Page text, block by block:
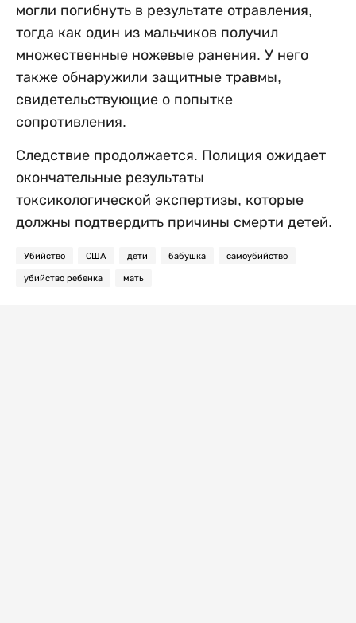
могли погибнуть в результате отравления,
тогда как один из мальчиков получил
множественные ножевые ранения. У него
также обнаружили защитные травмы,
свидетельствующие о попытке
сопротивления.
Следствие продолжается. Полиция ожидает
окончательные результаты
токсикологической экспертизы, которые
должны подтвердить причины смерти детей.
Убийство США дети бабушка самоубийство
убийство ребенка мать